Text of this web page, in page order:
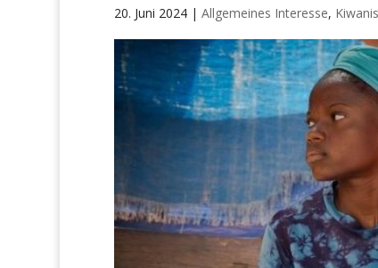
20. Juni 2024| Allgemeines Interesse,